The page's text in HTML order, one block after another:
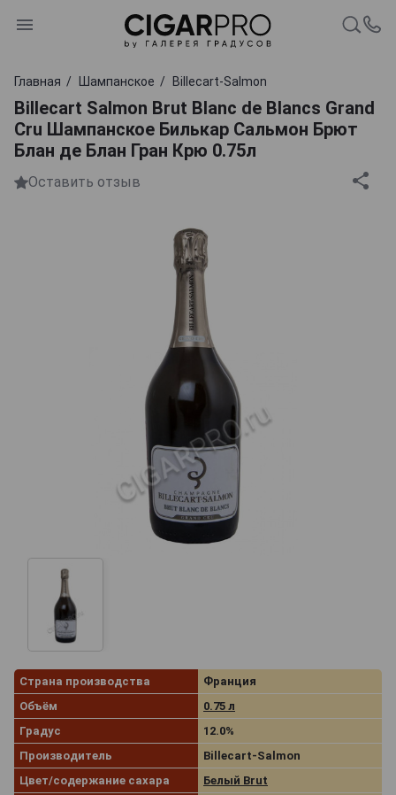
Главная Шампанское Billecart-Salmon
Billecart Salmon Brut Blanc de Blancs Grand
Cru Шампанское Билькар Сальмон Брют
Блан де Блан Гран Крю 0.75л
Оставить отзыв
Страна производства
Франция
Объём
0.75 л
Градус
12.0%
Производитель
Billecart-Salmon
Цвет/содержание сахара
Белый Brut